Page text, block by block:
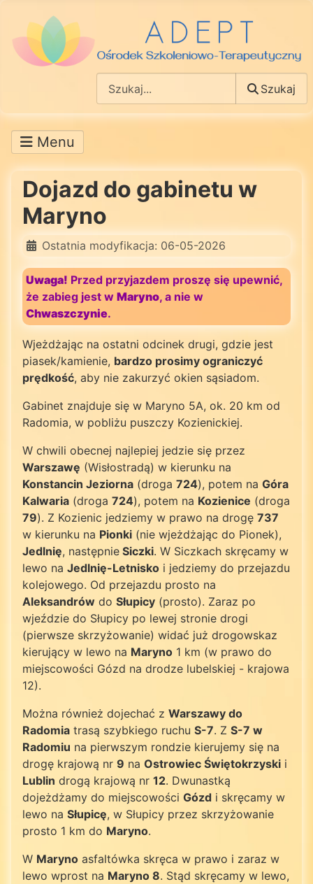
Szukaj
Dojazd do gabinetu w
Maryno
Ostatnia modyfikacja: 06-05-2026
Uwaga! Przed przyjazdem proszę się upewnić,
że zabieg jest w Maryno, a nie w
Chwaszczynie.
Wjeżdżając na ostatni odcinek drugi, gdzie jest
piasek/kamienie, bardzo prosimy ograniczyć
prędkość, aby nie zakurzyć okien sąsiadom.
Gabinet znajduje się w Maryno 5A, ok. 20 km od
Radomia, w pobliżu puszczy Kozienickiej.
W chwili obecnej najlepiej jedzie się przez
Warszawę (Wisłostradą) w kierunku na
Konstancin Jeziorna (droga 724), potem na Góra
Kalwaria (droga 724), potem na Kozienice (droga
79). Z Kozienic jedziemy w prawo na drogę 737
w kierunku na Pionki (nie wjeżdżając do Pionek),
Jedlnię, następnie Siczki. W Siczkach skręcamy w
lewo na Jedlnię-Letnisko i jedziemy do przejazdu
kolejowego. Od przejazdu prosto na
Aleksandrów do Słupicy (prosto). Zaraz po
wjeździe do Słupicy po lewej stronie drogi
(pierwsze skrzyżowanie) widać już drogowskaz
kierujący w lewo na Maryno 1 km (w prawo do
miejscowości Gózd na drodze lubelskiej - krajowa
12).
Można również dojechać z Warszawy do
Radomia trasą szybkiego ruchu S-7. Z S-7 w
Radomiu na pierwszym rondzie kierujemy się na
drogę krajową nr 9 na Ostrowiec Świętokrzyski i
Lublin drogą krajową nr 12. Dwunastką
dojeżdżamy do miejscowości Gózd i skręcamy w
lewo na Słupicę, w Słupicy przez skrzyżowanie
prosto 1 km do Maryno.
W Maryno asfaltówka skręca w prawo i zaraz w
lewo wprost na Maryno 8. Stąd skręcamy w lewo,